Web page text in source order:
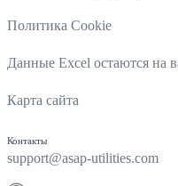
Политика Cookie
Данные Excel остаются на
Карта сайта
Контакты
support@asap-utilities.com